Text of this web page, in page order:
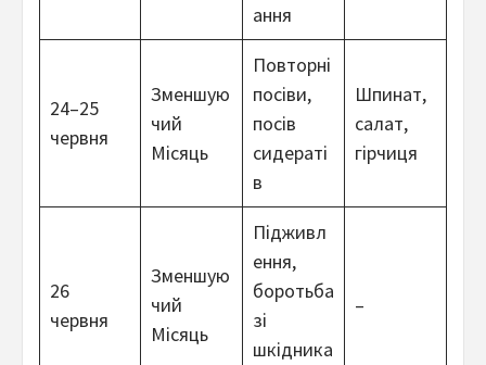
ання
24–25
червня
Зменшую
чий
Місяць
Повторні
посіви,
посів
сидераті
в
Шпинат,
салат,
гірчиця
26
червня
Зменшую
чий
Місяць
Підживл
ення,
боротьба
зі
шкідника
–